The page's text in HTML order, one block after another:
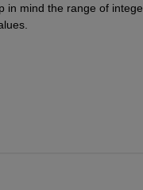
0.0000
0.0000
0.0000
in mind the range of